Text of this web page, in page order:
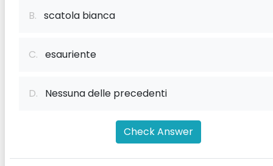
B. scatola bianca
C. esauriente
D. Nessuna delle precedenti
Check Answer